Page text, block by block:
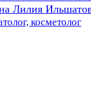
Лилия
косметолог